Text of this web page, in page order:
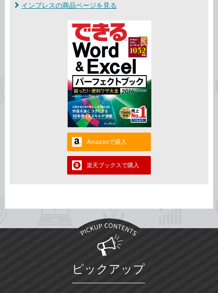
インプレスの商品ページを見る
Amazonで購入
楽天ブックスで購入
ピックアップ